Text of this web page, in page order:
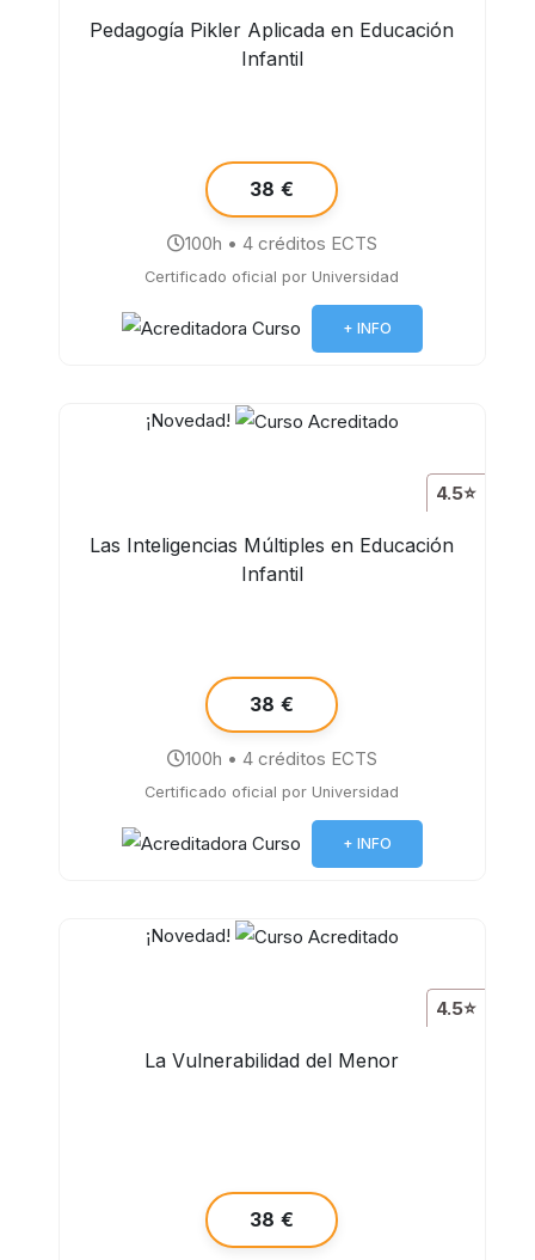
Pedagogía Pikler Aplicada en Educación
Infantil
38 €
100h • 4 créditos ECTS
Certificado oficial por Universidad
+ INFO
¡Novedad!
4.5⭐
Las Inteligencias Múltiples en Educación
Infantil
38 €
100h • 4 créditos ECTS
Certificado oficial por Universidad
+ INFO
¡Novedad!
4.5⭐
La Vulnerabilidad del Menor
38 €